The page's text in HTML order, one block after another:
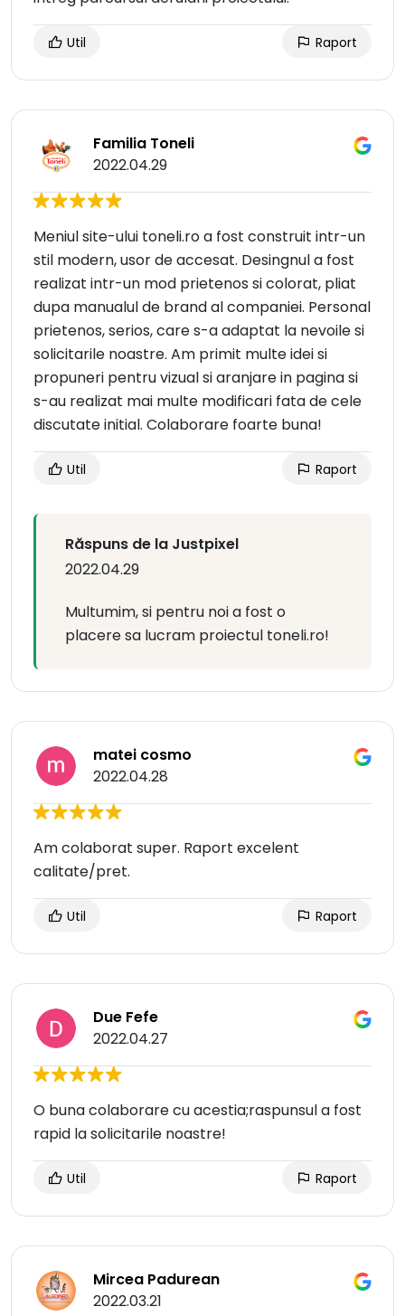
Util Raport
Familia Toneli
2022.04.29
Meniul site-ului toneli.ro a fost construit intr-un
stil modern, usor de accesat. Desingnul a fost
realizat intr-un mod prietenos si colorat, pliat
dupa manualul de brand al companiei. Personal
prietenos, serios, care s-a adaptat la nevoile si
solicitarile noastre. Am primit multe idei si
propuneri pentru vizual si aranjare in pagina si
s-au realizat mai multe modificari fata de cele
discutate initial. Colaborare foarte buna!
Util Raport
Răspuns de la Justpixel
2022.04.29
Multumim, si pentru noi a fost o
placere sa lucram proiectul toneli.ro!
matei cosmo
2022.04.28
Am colaborat super. Raport excelent
calitate/pret.
Util Raport
Due Fefe
2022.04.27
O buna colaborare cu acestia;raspunsul a fost
rapid la solicitarile noastre!
Util Raport
Mircea Padurean
2022.03.21